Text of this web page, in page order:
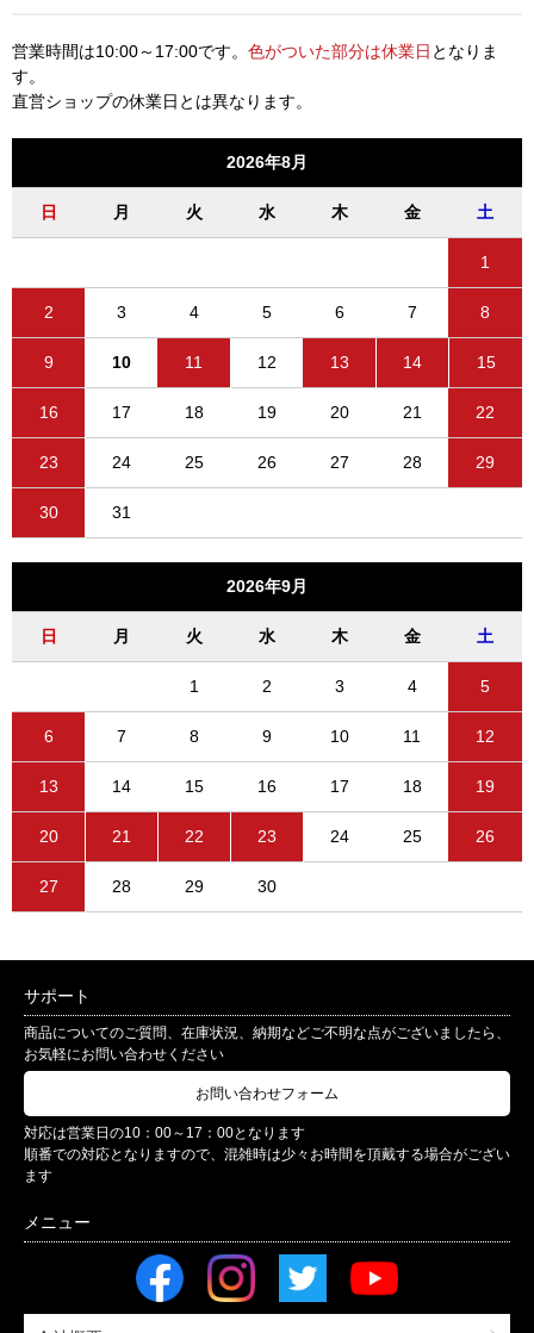
営業時間は10:00～17:00です。 色がついた部分は休業日 となりま
す。
直営ショップの休業日とは異なります。
2026年8月
日 月 火 水 木 金 土
1
2 3 4 5 6 7 8
9 10 11 12 13 14 15
16 17 18 19 20 21 22
23 24 25 26 27 28 29
30 31
2026年9月
日 月 火 水 木 金 土
1 2 3 4 5
6 7 8 9 10 11 12
13 14 15 16 17 18 19
20 21 22 23 24 25 26
27 28 29 30
サポート
商品についてのご質問、在庫状況、納期などご不明な点がございましたら、
お気軽にお問い合わせください
お問い合わせフォーム
対応は営業日の10：00～17：00となります
順番での対応となりますので、混雑時は少々お時間を頂戴する場合がござい
ます